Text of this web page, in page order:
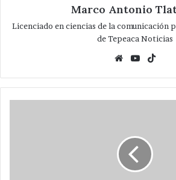
Marco Antonio
Licenciado en ciencias de la comunicación
de Tepeaca Noticias
WebsiteYouTube